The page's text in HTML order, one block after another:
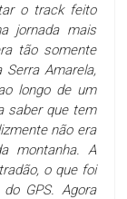
o track feito
jornada mais
tão somente
Amarela,
longo de um
saber que tem
não era
montanha. A
o que foi
GPS. Agora